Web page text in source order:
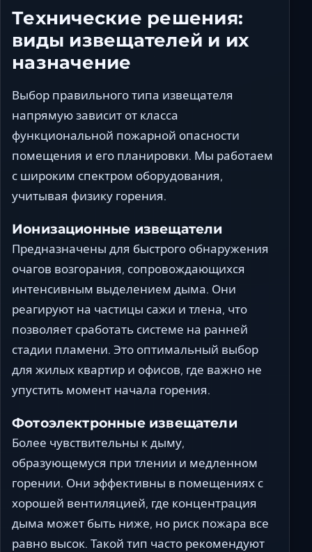
Технические решения:
виды извещателей и их
назначение
Выбор правильного типа извещателя
напрямую зависит от класса
функциональной пожарной опасности
помещения и его планировки. Мы работаем
с широким спектром оборудования,
учитывая физику горения.
Ионизационные извещатели
Предназначены для быстрого обнаружения
очагов возгорания, сопровождающихся
интенсивным выделением дыма. Они
реагируют на частицы сажи и тлена, что
позволяет сработать системе на ранней
стадии пламени. Это оптимальный выбор
для жилых квартир и офисов, где важно не
упустить момент начала горения.
Фотоэлектронные извещатели
Более чувствительны к дыму,
образующемуся при тлении и медленном
горении. Они эффективны в помещениях с
хорошей вентиляцией, где концентрация
дыма может быть ниже, но риск пожара все
равно высок. Такой тип часто рекомендуют